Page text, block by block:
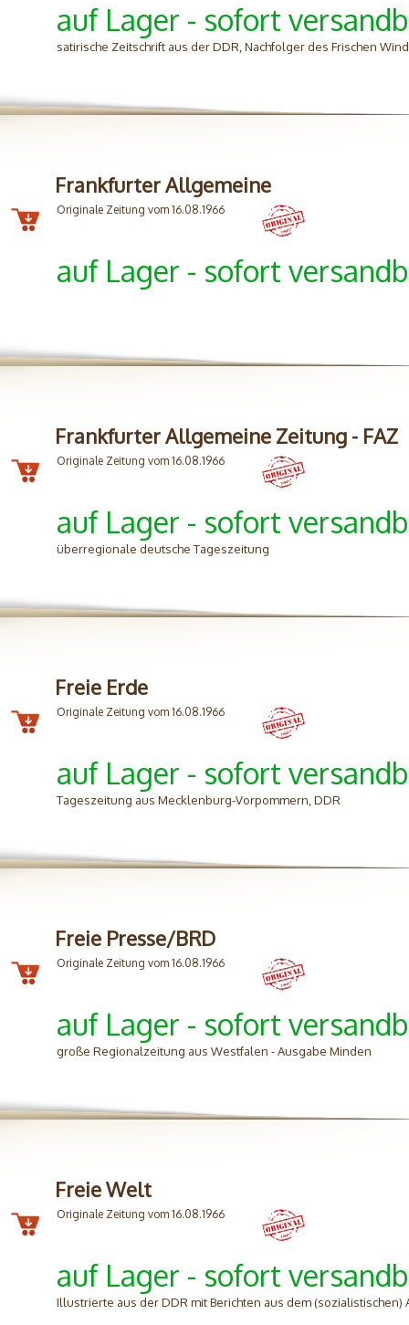
auf Lager - sofort
satirische Zeitschrift aus der DDR, Nachfolger des Frischen
Frankfurter Allgemeine
Originale Zeitung vom 16.08.1966
auf Lager - sofort
Frankfurter Allgemeine Zeitung - FAZ
Originale Zeitung vom 16.08.1966
auf Lager - sofort
überregionale deutsche Tageszeitung
Freie Erde
Originale Zeitung vom 16.08.1966
auf Lager - sofort
Tageszeitung aus Mecklenburg-Vorpommern, DDR
Freie Presse/BRD
Originale Zeitung vom 16.08.1966
auf Lager - sofort
große Regionalzeitung aus Westfalen - Ausgabe Minden
Freie Welt
Originale Zeitung vom 16.08.1966
auf Lager - sofort
Illustrierte aus der DDR mit Berichten aus dem